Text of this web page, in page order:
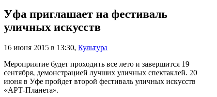
Уфа приглашает на фестиваль
уличных искусств
16 июня 2015 в 13:30, Культура
Мероприятие будет проходить все лето и завершится 19
сентября, демонстрацией лучших уличных спектаклей. 20
июня в Уфе пройдет второй фестиваль уличных искусств
«АРТ-Планета».